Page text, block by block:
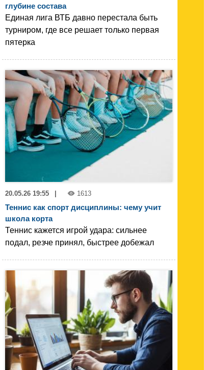
глубине состава
Единая лига ВТБ давно перестала быть
турниром, где все решает только первая
пятерка
20.05.26 19:55 1613
Теннис как спорт дисциплины: чему учит
школа корта
Теннис кажется игрой удара: сильнее
подал, резче принял, быстрее добежал